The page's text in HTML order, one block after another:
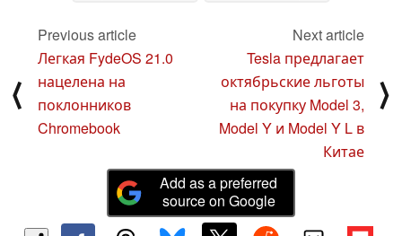
2026
⟨
Previous article
Легкая FydeOS 21.0
нацелена на
поклонников
Chromebook
Next article
Tesla предлагает
октябрьские льготы
на покупку Model 3,
Model Y и Model Y L в
Китае
⟩
Add as a preferred
source on Google